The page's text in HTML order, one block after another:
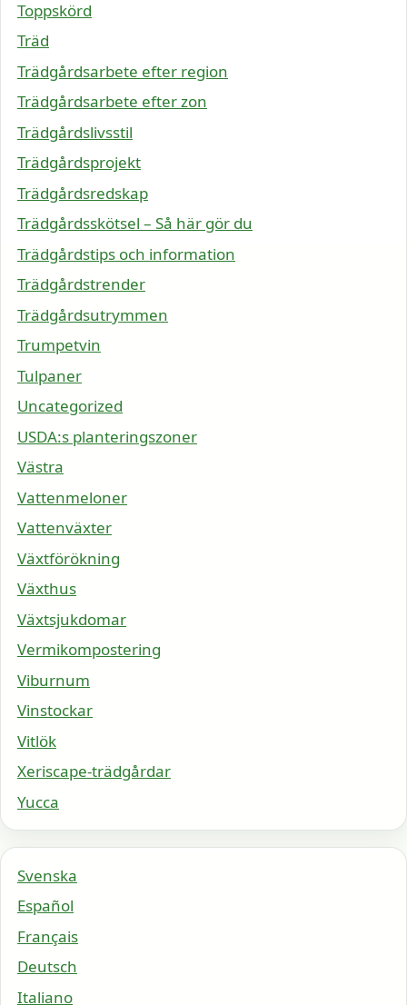
Toppskörd
Träd
Trädgårdsarbete efter region
Trädgårdsarbete efter zon
Trädgårdslivsstil
Trädgårdsprojekt
Trädgårdsredskap
Trädgårdsskötsel – Så här gör du
Trädgårdstips och information
Trädgårdstrender
Trädgårdsutrymmen
Trumpetvin
Tulpaner
Uncategorized
USDA:s planteringszoner
Västra
Vattenmeloner
Vattenväxter
Växtförökning
Växthus
Växtsjukdomar
Vermikompostering
Viburnum
Vinstockar
Vitlök
Xeriscape-trädgårdar
Yucca
Svenska
Español
Français
Deutsch
Italiano